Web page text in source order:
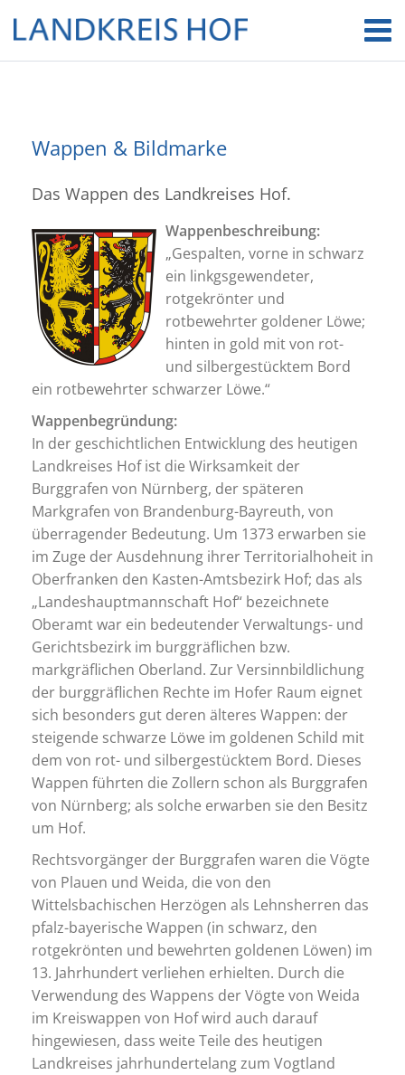
Wappen & Bildmarke
Das Wappen des Landkreises Hof.
Wappenbeschreibung:
„Gespalten, vorne in schwarz
ein linkgsgewendeter,
rotgekrönter und
rotbewehrter goldener Löwe;
hinten in gold mit von rot-
und silbergestücktem Bord
ein rotbewehrter schwarzer Löwe.“
Wappenbegründung:
In der geschichtlichen Entwicklung des heutigen
Landkreises Hof ist die Wirksamkeit der
Burggrafen von Nürnberg, der späteren
Markgrafen von Brandenburg-Bayreuth, von
überragender Bedeutung. Um 1373 erwarben sie
im Zuge der Ausdehnung ihrer Territorialhoheit in
Oberfranken den Kasten-Amtsbezirk Hof; das als
„Landeshauptmannschaft Hof“ bezeichnete
Oberamt war ein bedeutender Verwaltungs- und
Gerichtsbezirk im burggräflichen bzw.
markgräflichen Oberland. Zur Versinnbildlichung
der burggräflichen Rechte im Hofer Raum eignet
sich besonders gut deren älteres Wappen: der
steigende schwarze Löwe im goldenen Schild mit
dem von rot- und silbergestücktem Bord. Dieses
Wappen führten die Zollern schon als Burggrafen
von Nürnberg; als solche erwarben sie den Besitz
um Hof.
Rechtsvorgänger der Burggrafen waren die Vögte
von Plauen und Weida, die von den
Wittelsbachischen Herzögen als Lehnsherren das
pfalz-bayerische Wappen (in schwarz, den
rotgekrönten und bewehrten goldenen Löwen) im
13. Jahrhundert verliehen erhielten. Durch die
Verwendung des Wappens der Vögte von Weida
im Kreiswappen von Hof wird auch darauf
hingewiesen, dass weite Teile des heutigen
Landkreises jahrhundertelang zum Vogtland